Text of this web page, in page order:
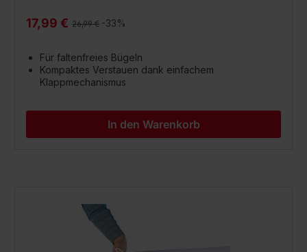
17,99 € Regulärer Preis:
26,99 € -33%
Für faltenfreies Bügeln
Kompaktes Verstauen dank einfachem
Klappmechanismus
In den Warenkorb